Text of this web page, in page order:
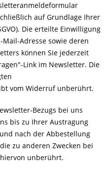
auf Grundlage Ihrer
Die erteilte Einwilligung
Adresse sowie deren
können Sie jederzeit
Link im Newsletter. Die
vom Widerruf unberührt.
Bezugs bei uns
bis zu Ihrer Austragung
nach der Abbestellung
zu anderen Zwecken bei
unberührt.